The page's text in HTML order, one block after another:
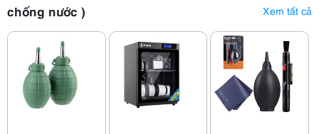
chống nước )
Xem tất cả